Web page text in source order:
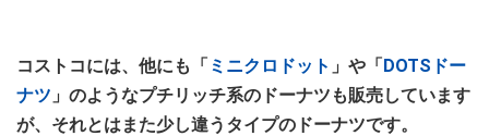
コストコには、他にも「 ミニクロドット 」や「DOTSドー
ナツ 」のようなプチリッチ系のドーナツも販売しています
が、それとはまた少し違うタイプのドーナツです。